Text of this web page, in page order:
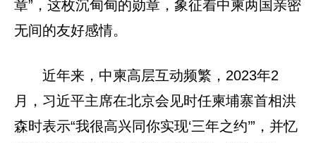
章”，这枚沉甸甸的勋章，象征着中柬两国亲密
无间的友好感情。
近年来，中柬高层互动频繁，2023年2
月，习近平主席在北京会见时任柬埔寨首相洪
森时表示“我很高兴同你实现‘三年之约’”，并忆